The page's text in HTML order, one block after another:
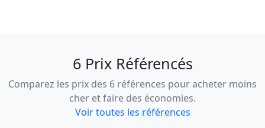
6 Prix Référencés
Comparez les prix des 6 références pour acheter moins
cher et faire des économies.
Voir toutes les références